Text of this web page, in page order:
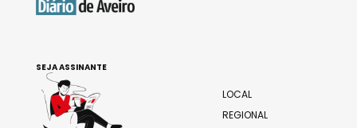
LOCAL
REGIONAL
SEJA ASSINANTE